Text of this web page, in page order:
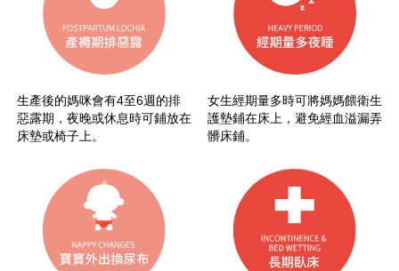
生產後的媽咪會有4至6週的排
惡露期，夜晚或休息時可鋪放在
床墊或椅子上。
女生經期量多時可將媽媽餵衛生
護墊鋪在床上，避免經血溢漏弄
髒床鋪。